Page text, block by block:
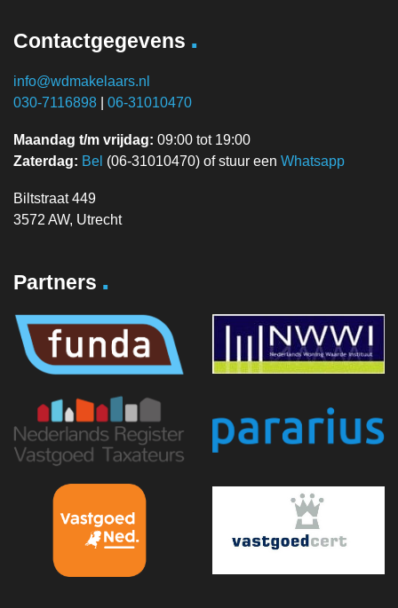
Contactgegevens .
info@wdmakelaars.nl
030-7116898
06-31010470
Maandag t/m vrijdag: 09:00 tot 19:00
Zaterdag: Bel (06-31010470) of stuur een Whatsapp
Biltstraat 449
3572 AW, Utrecht
Partners .